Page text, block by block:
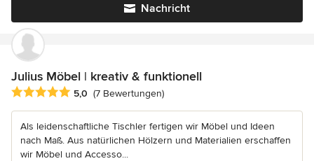
Nachricht
Julius Möbel | kreativ & funktionell
Durchschnittliche Bewertung: 5 von 5 Sternen
5,0 (7 Bewertungen)
Als leidenschaftliche Tischler fertigen wir Möbel und Ideen
nach Maß. Aus natürlichen Hölzern und Materialien erschaffen
wir Möbel und Accesso...